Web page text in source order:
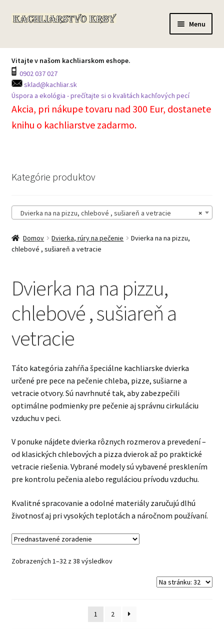
Preskočiť
Preskočiť
Menu
Domov
Všetky produkty
Môj účet
Košík
Kontakt na centrálu
Vitajte v našom kachliarskom eshope.
0902 037 027
sklad@kachliar.sk
Úspora a ekológia - prečítajte si o kvalitách kachľových pecí
Akcia, pri nákupe tovaru nad 300 Eur, dostanete
knihu o kachliarstve zadarmo.
Kategórie produktov
×
Dvierka na na pizzu, chlebové , sušiareň a vetracie
Domov Dvierka, rúry na pečenie
Dvierka na na pizzu,
chlebové , sušiareň a vetracie
Dvierka na na pizzu,
chlebové , sušiareň a
vetracie
Táto kategória zahŕňa špeciálne kachliarske dvierka
určené pre pece na pečenie chleba, pizze, sušiarne a
vetracie otvory. Sú navrhnuté tak, aby zabezpečili
optimálne podmienky pre pečenie aj správnu cirkuláciu
vzduchu v peci.
V ponuke nájdete dvierka rôznych rozmerov a prevedení –
od klasických chlebových a pizza dvierok až po praktické
vetracie riešenia. Vybrané modely sú vybavené presklením
pre kontrolu pečenia alebo reguláciou prívodu vzduchu.
Kvalitné spracovanie a odolné materiály zaručujú dlhú
životnosť aj pri vysokých teplotách a náročnom používaní.
Zobrazených 1–32 z 38 výsledkov
1 2